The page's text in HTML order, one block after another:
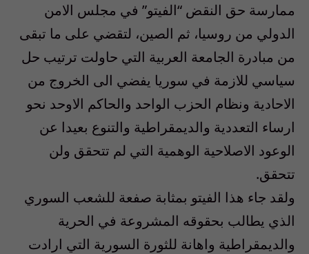
ممارسة حق النقض “الفيتو” في مجلس الامن
الدولي من روسيا، ثم الصين، لتقضي على ما تبقى
من مبادرة الجامعة العربية التي حاولت ترتيب حل
سياسي للازمة في سوريا يفضي الى الخروج من
الاحادية ونظام الحزب الواحد والحاكم الاوحد نحو
ارساء التعددية والديمقراطية والتنوع بعيدا عن
الوعود الاصلاحية الوهمية التي لم تتحقق ولن
تتحقق.
ولقد جاء هذا الفيتو بمثابة صفعة للشعب السوري
الذي يطالب بحقوقه المشروعة في الحرية
والديمقراطية واهانة للثورة السورية التي ارادت